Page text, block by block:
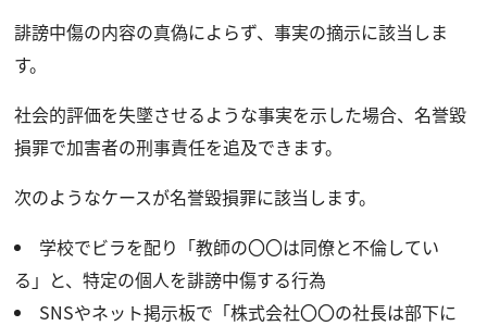
誹謗中傷の内容の真偽によらず、事実の摘示に該当しま
す。
社会的評価を失墜させるような事実を示した場合、名誉毀
損罪で加害者の刑事責任を追及できます。
次のようなケースが名誉毀損罪に該当します。
学校でビラを配り「教師の〇〇は同僚と不倫してい
る」と、特定の個人を誹謗中傷する行為
SNSやネット掲示板で「株式会社〇〇の社長は部下に